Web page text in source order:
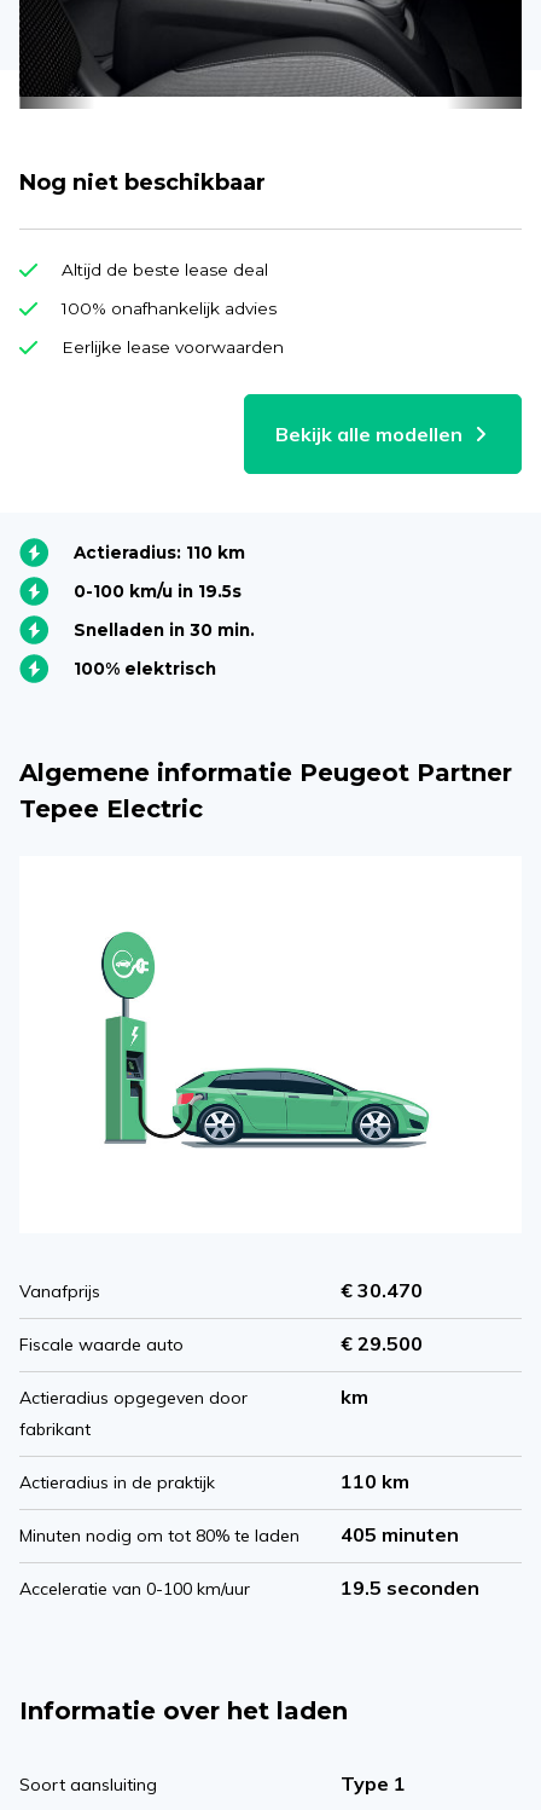
Nog niet beschikbaar
Bekijk alle modellen
Altijd de beste lease deal
100% onafhankelijk advies
Eerlijke lease voorwaarden
Actieradius: 110 km
0-100 km/u in 19.5s
Snelladen in 30 min.
100% elektrisch
Algemene informatie Peugeot Partner
Tepee Electric
Vanafprijs € 30.470
Fiscale waarde auto € 29.500
Actieradius opgegeven door
fabrikant
km
Actieradius in de praktijk 110 km
Minuten nodig om tot 80% te laden 405 minuten
Acceleratie van 0-100 km/uur 19.5 seconden
Informatie over het laden
Soort aansluiting Type 1